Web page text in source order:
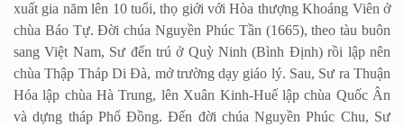
xuất gia năm lên 10 tuổi, thọ giới với Hòa thượng Khoáng Viên ở
chùa Báo Tự. Đời chúa Nguyền Phúc Tần (1665), theo tàu buôn
sang Việt Nam, Sư đến trú ở Quỳ Ninh (Bình Định) rồi lập nên
chùa Thập Tháp Di Đà, mở trường dạy giáo lý. Sau, Sư ra Thuận
Hóa lập chùa Hà Trung, lên Xuân Kinh-Huế lập chùa Quốc Ân
và dựng tháp Phổ Đồng. Đến đời chúa Nguyền Phúc Chu, Sư